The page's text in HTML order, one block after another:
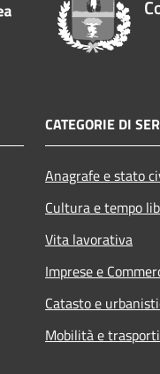
CATEGORIE DI
Anagrafe e stato
Cultura e tempo
Vita lavorativa
Imprese e
Catasto e
Mobilità e trasporti